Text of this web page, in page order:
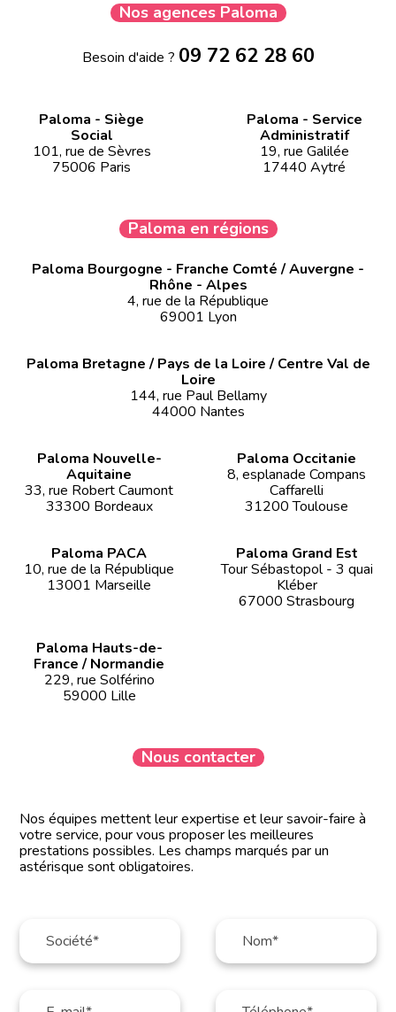
Nos agences Paloma
Besoin d'aide ? 09 72 62 28 60
Paloma - Siège
Social
101, rue de Sèvres
75006 Paris
Paloma - Service
Administratif
19, rue Galilée
17440 Aytré
Paloma en régions
Paloma Bourgogne - Franche Comté / Auvergne -
Rhône - Alpes
4, rue de la République
69001 Lyon
Paloma Bretagne / Pays de la Loire / Centre Val de
Loire
144, rue Paul Bellamy
44000 Nantes
Paloma Nouvelle-
Aquitaine
33, rue Robert Caumont
33300 Bordeaux
Paloma Occitanie
8, esplanade Compans
Caffarelli
31200 Toulouse
Paloma PACA
10, rue de la République
13001 Marseille
Paloma Grand Est
Tour Sébastopol - 3 quai
Kléber
67000 Strasbourg
Paloma Hauts-de-
France / Normandie
229, rue Solférino
59000 Lille
Nous contacter
Nos équipes mettent leur expertise et leur savoir-faire à
votre service, pour vous proposer les meilleures
prestations possibles. Les champs marqués par un
astérisque sont obligatoires.